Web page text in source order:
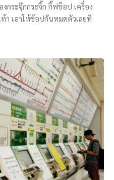
กระจุ๊กกระจิ๊ก กิ๊ฟช็อป เครื่อง
ท้า เอาให้ช้อปกันหมดตัวเลยที